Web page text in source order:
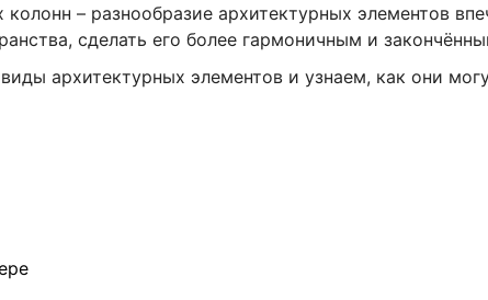
– разнообразие архитектурных элементов
сделать его более гармоничным и
архитектурных элементов и узнаем, как они